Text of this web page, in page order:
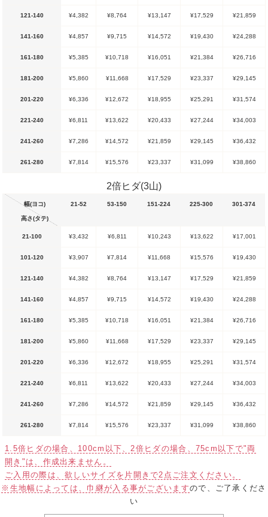
121-140 ¥4,382 ¥8,764 ¥13,147 ¥17,529 ¥21,859
141-160 ¥4,857 ¥9,715 ¥14,572 ¥19,430 ¥24,288
161-180 ¥5,385 ¥10,718 ¥16,051 ¥21,384 ¥26,716
181-200 ¥5,860 ¥11,668 ¥17,529 ¥23,337 ¥29,145
201-220 ¥6,336 ¥12,672 ¥18,955 ¥25,291 ¥31,574
221-240 ¥6,811 ¥13,622 ¥20,433 ¥27,244 ¥34,003
241-260 ¥7,286 ¥14,572 ¥21,859 ¥29,145 ¥36,432
261-280 ¥7,814 ¥15,576 ¥23,337 ¥31,099 ¥38,860
2倍ヒダ(3山)
幅(ヨコ)
高さ(タテ)
21-52 53-150 151-224 225-300 301-374
21-100 ¥3,432 ¥6,811 ¥10,243 ¥13,622 ¥17,001
101-120 ¥3,907 ¥7,814 ¥11,668 ¥15,576 ¥19,430
121-140 ¥4,382 ¥8,764 ¥13,147 ¥17,529 ¥21,859
141-160 ¥4,857 ¥9,715 ¥14,572 ¥19,430 ¥24,288
161-180 ¥5,385 ¥10,718 ¥16,051 ¥21,384 ¥26,716
181-200 ¥5,860 ¥11,668 ¥17,529 ¥23,337 ¥29,145
201-220 ¥6,336 ¥12,672 ¥18,955 ¥25,291 ¥31,574
221-240 ¥6,811 ¥13,622 ¥20,433 ¥27,244 ¥34,003
241-260 ¥7,286 ¥14,572 ¥21,859 ¥29,145 ¥36,432
261-280 ¥7,814 ¥15,576 ¥23,337 ¥31,099 ¥38,860
1.5倍ヒダの場合、100cm以下、2倍ヒダの場合、75cm以下で"両
開き"は、作成出来ません。
ご入用の際は、欲しいサイズを片開きで2点ご注文ください。
※生地幅によっては、巾継が入る事がございますので、ご了承くださ
い